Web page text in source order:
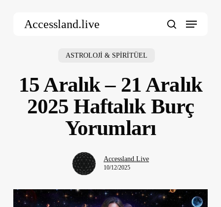
Accessland.live Menu
ASTROLOJİ & SPİRİTÜEL
15 Aralık – 21 Aralık
2025 Haftalık Burç
Yorumları
Accessland.Live
10/12/2025